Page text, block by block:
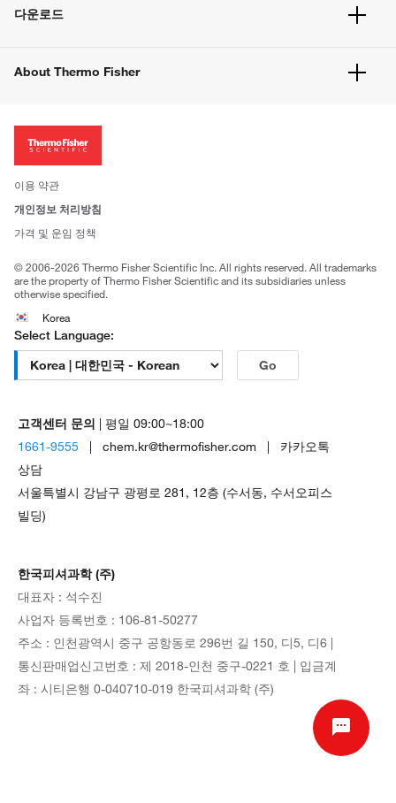
벌크 주문
고객 센터
웹사이트 개선사항
다운로드
About Thermo Fisher
투자자
사회적 책임
브랜드
이용 약관
개인정보 처리방침
가격 및 운임 정책
© 2006-2026 Thermo Fisher Scientific Inc. All rights reserved. All trademarks
are the property of Thermo Fisher Scientific and its subsidiaries unless
otherwise specified.
Korea
Select Language:
Go
고객센터 문의 | 평일 09:00~18:00
1661-9555 | chem.kr@thermofisher.com | 카카오톡
상담
서울특별시 강남구 광평로 281, 12층 (수서동, 수서오피스
빌딩)
한국피셔과학 (주)
대표자 : 석수진
사업자 등록번호 : 106-81-50277
주소 : 인천광역시 중구 공항동로 296번 길 150, 디5, 디6 |
통신판매업신고번호 : 제 2018-인천 중구-0221 호 | 입금계
좌 : 시티은행 0-040710-019 한국피셔과학 (주)